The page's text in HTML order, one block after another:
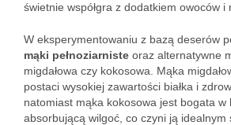
świetnie współgra z dodatkiem owoców i
W eksperymentowaniu z bazą deserów
mąki pełnoziarniste oraz alternatywne
migdałowa czy kokosowa. Mąka
postaci wysokiej zawartości białka i
natomiast mąka kokosowa jest bogata w
absorbującą wilgoć, co czyni ją idealnym